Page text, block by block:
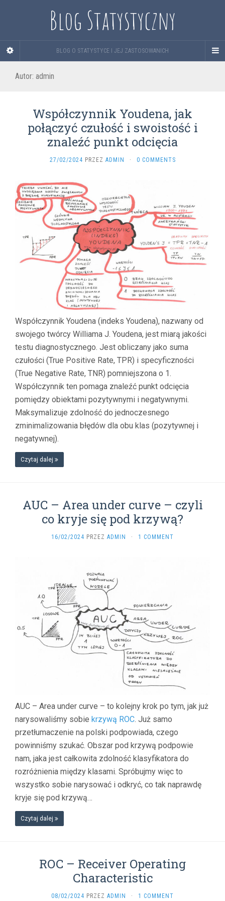
Blog Statystyczny
BLOG O STATYSTYCE I JEJ ZASTOSOWANICH
Autor: admin
Współczynnik Youdena, jak
połączyć czułość i swoistość i
znaleźć punkt odcięcia
27/02/2024 PRZEZ ADMIN · 0 COMMENTS
Współczynnik Youdena (indeks Youdena), nazwany od
swojego twórcy Williama J. Youdena, jest miarą jakości
testu diagnostycznego. Jest obliczany jako suma
czułości (True Positive Rate, TPR) i specyficzności
(True Negative Rate, TNR) pomniejszona o 1.
Współczynnik ten pomaga znaleźć punkt odcięcia
pomiędzy obiektami pozytywnymi i negatywnymi.
Maksymalizuje zdolność do jednoczesnego
zminimalizowania błędów dla obu klas (pozytywnej i
negatywnej).
Czytaj dalej
AUC – Area under curve – czyli
co kryje się pod krzywą?
16/02/2024 PRZEZ ADMIN · 1 COMMENT
AUC – Area under curve – to kolejny krok po tym, jak już
narysowaliśmy sobie krzywą ROC. Już samo
przetłumaczenie na polski podpowiada, czego
powinniśmy szukać. Obszar pod krzywą podpowie
nam, jaka jest całkowita zdolność klasyfikatora do
rozróżnienia między klasami. Spróbujmy więc to
wszystko sobie narysować i odkryć, co tak naprawdę
kryje się pod krzywą…
Czytaj dalej
ROC – Receiver Operating
Characteristic
08/02/2024 PRZEZ ADMIN · 1 COMMENT